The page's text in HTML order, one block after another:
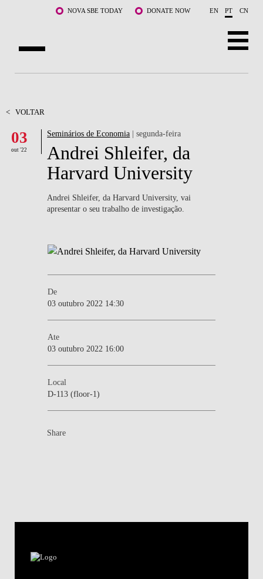
Saltar para o conteúdo principalNOVA SBE TODAY DONATE NOW EN PT CN
DOCENTES E INVESTIGAÇÃO
COMUNIDADE
WHAT'S HAPPENING
< VOLTAR
03
out '22
Seminários de Economia | segunda-feira
Andrei Shleifer, da
Harvard University
Andrei Shleifer, da Harvard University, vai
apresentar o seu trabalho de investigação.
De
03 outubro 2022 14:30
Ate
03 outubro 2022 16:00
Local
D-113 (floor-1)
Share